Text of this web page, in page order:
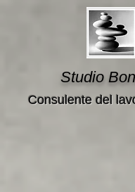
Studio
Consulente del